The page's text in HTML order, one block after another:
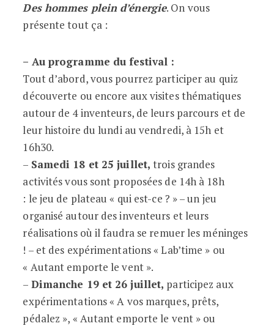
Des hommes plein d’énergie. On vous
présente tout ça :
– Au programme du festival :
Tout d’abord, vous pourrez participer au quiz
découverte ou encore aux visites thématiques
autour de 4 inventeurs, de leurs parcours et de
leur histoire du lundi au vendredi, à 15h et
16h30.
– Samedi 18 et 25 juillet, trois grandes
activités vous sont proposées de 14h à 18h
: le jeu de plateau « qui est-ce ? » – un jeu
organisé autour des inventeurs et leurs
réalisations où il faudra se remuer les méninges
! – et des expérimentations « Lab’time » ou
« Autant emporte le vent ».
– Dimanche 19 et 26 juillet, participez aux
expérimentations « A vos marques, prêts,
pédalez », « Autant emporte le vent » ou